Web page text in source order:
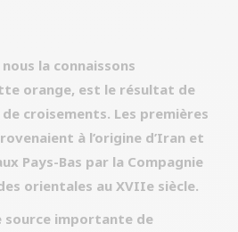
la connaissons
orange, est le résultat de
croisements. Les premières
à l’origine d’Iran et
Pays-Bas par la Compagnie
orientales au XVIIe siècle.
source importante de